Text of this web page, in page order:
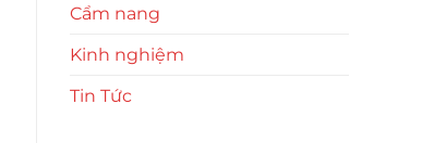
Cẩm nang
Kinh nghiệm
Tin Tức